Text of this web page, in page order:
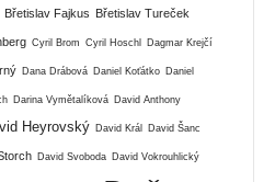
Břetislav Fajkus Břetislav Tureček
Cyril Brom Cyril Hoschl Dagmar Krejčí
Dana Drábová Daniel Koťátko Daniel
Darina Vymětalíková David Anthony
Heyrovský David Král David Šanc
David Svoboda David Vokrouhlický